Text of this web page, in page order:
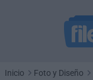
Inicio Foto y Diseño